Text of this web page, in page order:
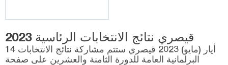
قيصري نتائج الانتخابات الرئاسية 2023
14 أيار (مايو) 2023 قيصري ستتم مشاركة نتائج الانتخابات
البرلمانية العامة للدورة الثامنة والعشرين على صفحة